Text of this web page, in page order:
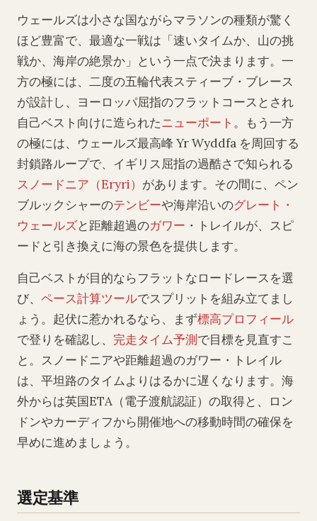
ウェールズは小さな国ながらマラソンの種類が驚く
ほど豊富で、最適な一戦は「速いタイムか、山の挑
戦か、海岸の絶景か」という一点で決まります。一
方の極には、二度の五輪代表スティーブ・ブレース
が設計し、ヨーロッパ屈指のフラットコースとされ
自己ベスト向けに造られたニューポート 。もう一方
の極には、ウェールズ最高峰 Yr Wyddfa を周回する
封鎖路ループで、イギリス屈指の過酷さで知られる
スノードニア（Eryri） があります。その間に、ペン
ブルックシャーのテンビーや海岸沿いのグレート・
ウェールズと距離超過のガワー ・トレイルが、スピ
ードと引き換えに海の景色を提供します。
自己ベストが目的ならフラットなロードレースを選
び、 ペース計算ツールでスプリットを組み立てまし
ょう。起伏に惹かれるなら、まず標高プロフィール
で登りを確認し、 完走タイム予測で目標を見直すこ
と。スノードニアや距離超過のガワー・トレイル
は、平坦路のタイムよりはるかに遅くなります。海
外からは英国ETA（電子渡航認証）の取得と、ロン
ドンやカーディフから開催地への移動時間の確保を
早めに進めましょう。
選定基準